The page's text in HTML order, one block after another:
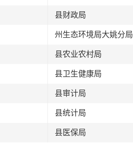
县财政局
州生态环境局大姚分局
县农业农村局
县卫生健康局
县审计局
县统计局
县医保局